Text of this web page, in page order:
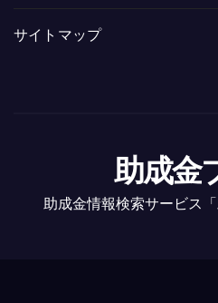
サイトマップ
助成金
助成金情報検索サービス